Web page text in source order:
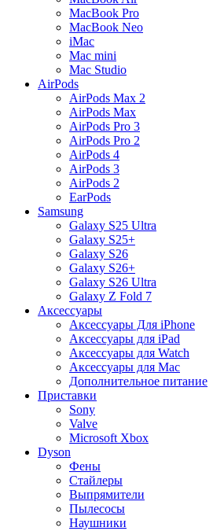
MacBook Pro
MacBook Neo
iMac
Mac mini
Mac Studio
AirPods
AirPods Max 2
AirPods Max
AirPods Pro 3
AirPods Pro 2
AirPods 4
AirPods 3
AirPods 2
EarPods
Samsung
Galaxy S25 Ultra
Galaxy S25+
Galaxy S26
Galaxy S26+
Galaxy S26 Ultra
Galaxy Z Fold 7
Аксессуары
Аксессуары Для iPhone
Аксессуары для iPad
Аксессуары для Watch
Аксессуары для Mac
Дополнительное питание
Приставки
Sony
Valve
Microsoft Xbox
Dyson
Фены
Стайлеры
Выпрямители
Пылесосы
Наушники